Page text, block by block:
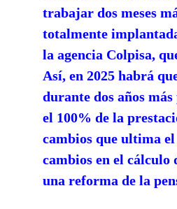
trabajar dos meses
totalmente
la agencia Colpisa,
Así, en 2025 habrá
durante dos años
el 100% de la
cambios que ultima
cambios en el cálculo
una reforma de la